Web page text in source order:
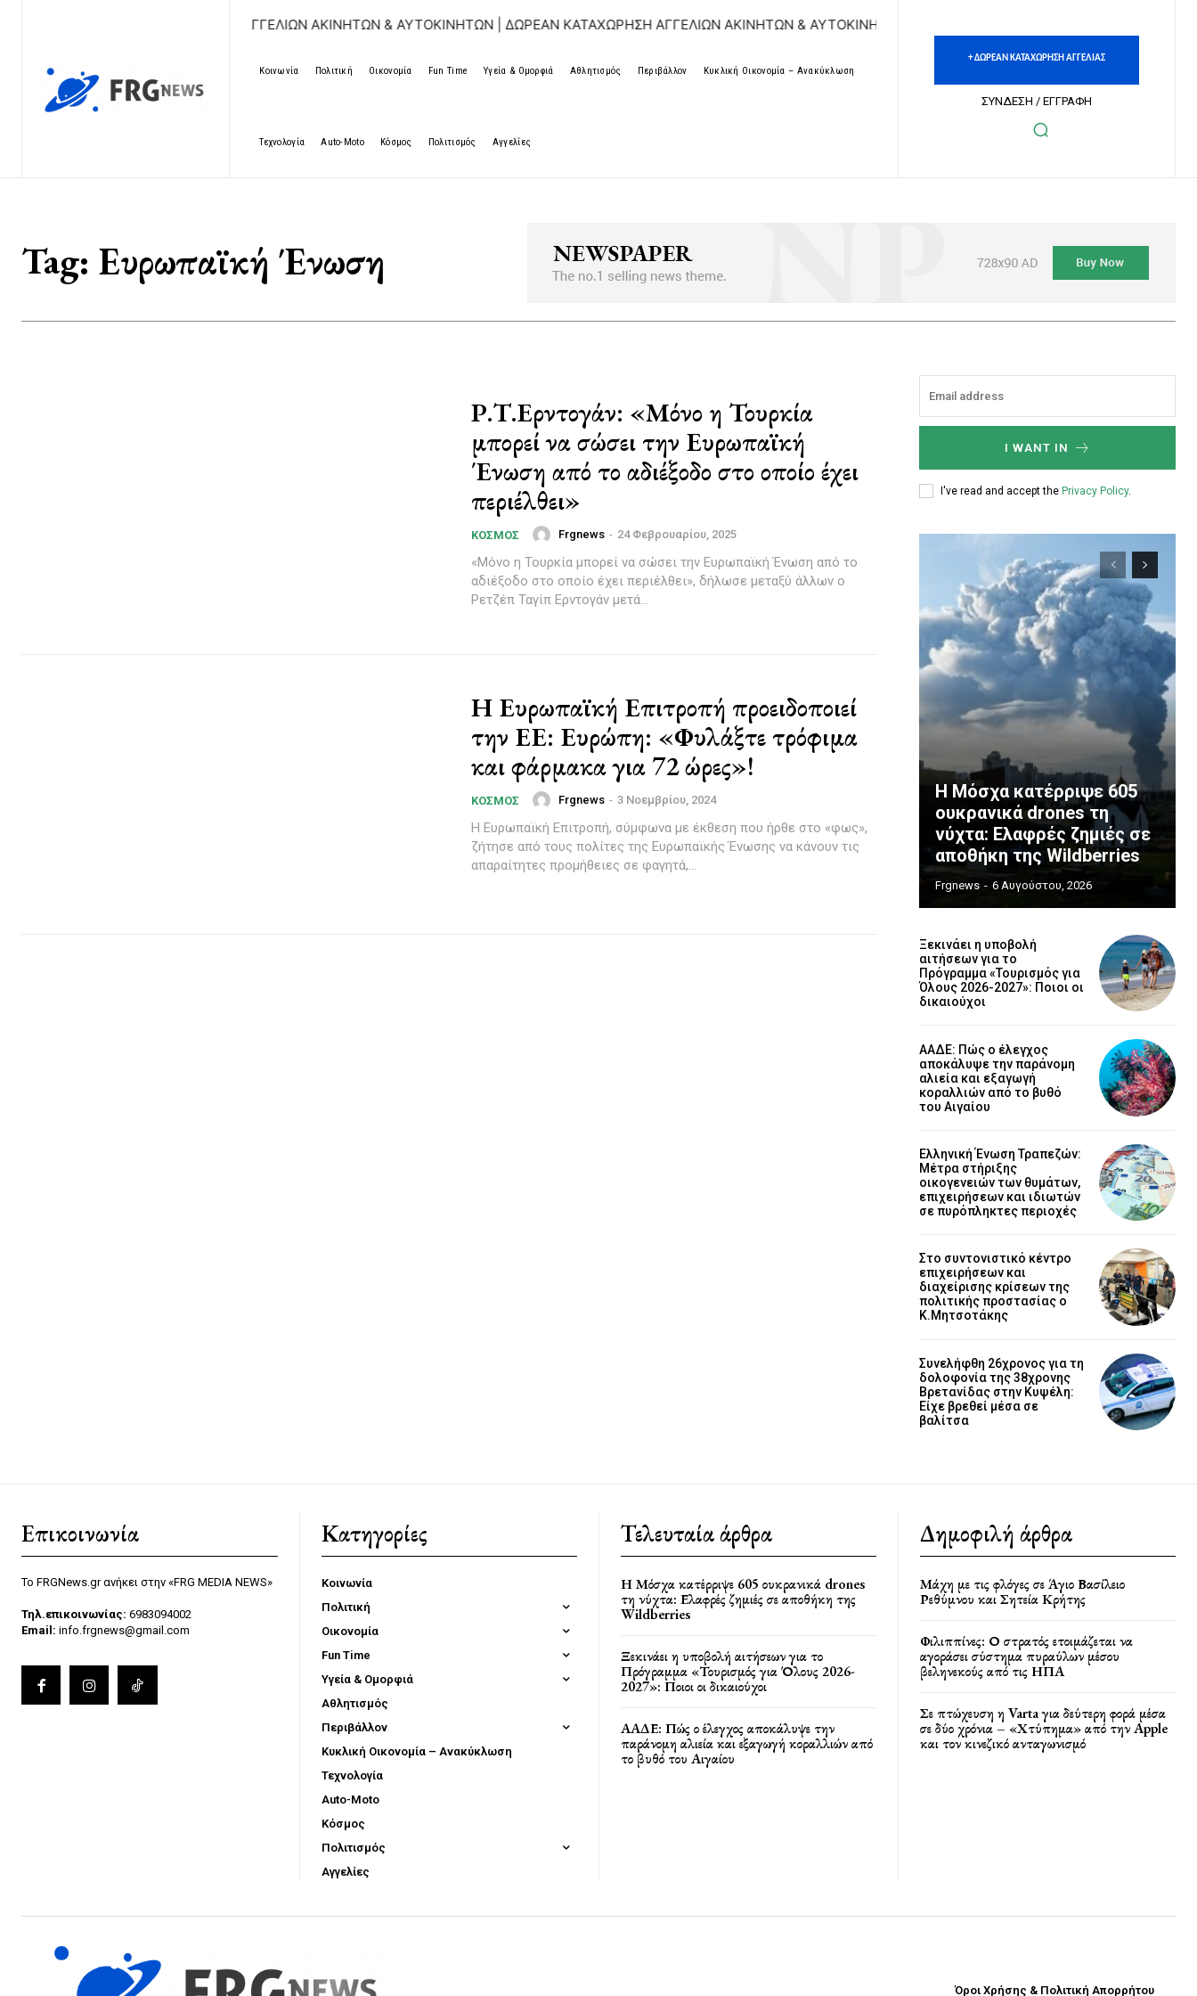
ΔΩΡΕΑΝ ΚΑΤΑΧΩΡΗΣΗ ΑΓΓΕΛΙΩΝ ΑΚΙΝΗΤΩΝ & ΑΥΤΟΚΙΝΗΤΩΝ | ΔΩΡΕΑΝ ΚΑΤΑΧΩΡΗΣΗ ΑΓΓΕΛΙΩΝ ΑΚΙΝΗΤΩΝ & ΑΥΤΟΚΙΝΗΤΩΝ | ΔΩΡΕΑΝ ΚΑΤΑΧΩΡΗΣΗ ΑΓΓΕΛΙΩΝ ΑΚΙΝΗΤΩΝ &
Κοινωνία Πολιτική Οικονομία Fun Time Υγεία & Ομορφιά Αθλητισμός Περιβάλλον Κυκλική Οικονομία – Ανακύκλωση
Τεχνολογία Auto-Moto Κόσμος Πολιτισμός Αγγελίες
+ ΔΩΡΕΑΝ ΚΑΤΑΧΩΡΗΣΗ ΑΓΓΕΛΙΑΣ
ΣΥΝΔΕΣΗ / ΕΓΓΡΑΦΗ
Tag: Ευρωπαϊκή Ένωση
Ρ.Τ.Ερντογάν: «Μόνο η Τουρκία
μπορεί να σώσει την Ευρωπαϊκή
Ένωση από το αδιέξοδο στο οποίο έχει
περιέλθει»
ΚΌΣΜΟΣ Frgnews - 24 Φεβρουαρίου, 2025
«Μόνο η Τουρκία μπορεί να σώσει την Ευρωπαϊκή Ένωση από το
αδιέξοδο στο οποίο έχει περιέλθει», δήλωσε μεταξύ άλλων ο
Ρετζέπ Ταγίπ Ερντογάν μετά...
Η Ευρωπαϊκή Επιτροπή προειδοποιεί
την ΕΕ: Ευρώπη: «Φυλάξτε τρόφιμα
και φάρμακα για 72 ώρες»!
ΚΌΣΜΟΣ Frgnews - 3 Νοεμβρίου, 2024
Η Ευρωπαϊκή Επιτροπή, σύμφωνα με έκθεση που ήρθε στο «φως»,
ζήτησε από τους πολίτες της Ευρωπαϊκής Ένωσης να κάνουν τις
απαραίτητες προμήθειες σε φαγητά,...
I WANT IN
I've read and accept the Privacy Policy.
Η Μόσχα κατέρριψε 605
ουκρανικά drones τη
νύχτα: Ελαφρές ζημιές σε
αποθήκη της Wildberries
Frgnews - 6 Αυγούστου, 2026
Ξεκινάει η υποβολή
αιτήσεων για το
Πρόγραμμα «Τουρισμός για
Όλους 2026-2027»: Ποιοι οι
δικαιούχοι
ΑΑΔΕ: Πώς ο έλεγχος
αποκάλυψε την παράνομη
αλιεία και εξαγωγή
κοραλλιών από το βυθό
του Αιγαίου
Ελληνική Ένωση Τραπεζών:
Μέτρα στήριξης
οικογενειών των θυμάτων,
επιχειρήσεων και ιδιωτών
σε πυρόπληκτες περιοχές
Στο συντονιστικό κέντρο
επιχειρήσεων και
διαχείρισης κρίσεων της
πολιτικής προστασίας ο
Κ.Μητσοτάκης
Συνελήφθη 26χρονος για τη
δολοφονία της 38χρονης
Βρετανίδας στην Κυψέλη:
Είχε βρεθεί μέσα σε
βαλίτσα
Επικοινωνία
Το FRGNews.gr ανήκει στην «FRG MEDIA NEWS»
Τηλ.επικοινωνίας: 6983094002
Email: info.frgnews@gmail.com
Κατηγορίες
Κοινωνία
Πολιτική
Οικονομία
Fun Time
Υγεία & Ομορφιά
Αθλητισμός
Περιβάλλον
Κυκλική Οικονομία – Ανακύκλωση
Τεχνολογία
Auto-Moto
Κόσμος
Πολιτισμός
Αγγελίες
Τελευταία άρθρα
Η Μόσχα κατέρριψε 605 ουκρανικά drones
τη νύχτα: Ελαφρές ζημιές σε αποθήκη της
Wildberries
Ξεκινάει η υποβολή αιτήσεων για το
Πρόγραμμα «Τουρισμός για Όλους 2026-
2027»: Ποιοι οι δικαιούχοι
ΑΑΔΕ: Πώς ο έλεγχος αποκάλυψε την
παράνομη αλιεία και εξαγωγή κοραλλιών από
το βυθό του Αιγαίου
Δημοφιλή άρθρα
Μάχη με τις φλόγες σε Άγιο Βασίλειο
Ρεθύμνου και Σητεία Κρήτης
Φιλιππίνες: Ο στρατός ετοιμάζεται να
αγοράσει σύστημα πυραύλων μέσου
βεληνεκούς από τις ΗΠΑ
Σε πτώχευση η Varta για δεύτερη φορά μέσα
σε δύο χρόνια – «Χτύπημα» από την Apple
και τον κινεζικό ανταγωνισμό
Όροι Χρήσης & Πολιτική Απορρήτου